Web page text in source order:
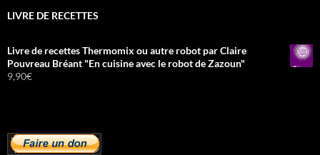
LIVRE DE RECETTES
Livre de recettes Thermomix ou autre robot par Claire
Pouvreau Bréant "En cuisine avec le robot de Zazoun"
9,90€